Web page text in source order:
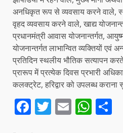
अनधिकृत रूप से व्यवसाय करने वाले,
वृहद व्यवसाय करने वाले, खाद्य
प्रधानमंत्री आवास योजनान्तर्गत,
योजनान्तर्गत लाभान्वित व्यक्तियों
प्रतिदिन स्थलीय भौतिक सत्यापन करते
प्रारूप में प्रत्येक दिवस प्रभारी
कलक्ट्रेट, हरिद्वार को उपलब्ध कराना
Facebook
Twitter
Email